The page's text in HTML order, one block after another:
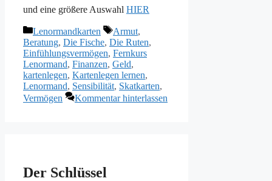
und eine größere Auswahl HIER
Kategorien
Lenormandkarten Schlagwörter
Armut,
Beratung, Die Fische, Die Ruten,
Einfühlungsvermögen, Fernkurs
Lenormand, Finanzen, Geld,
kartenlegen, Kartenlegen lernen,
Lenormand, Sensibilität, Skatkarten,
Vermögen
Kommentar hinterlassen
Der Schlüssel